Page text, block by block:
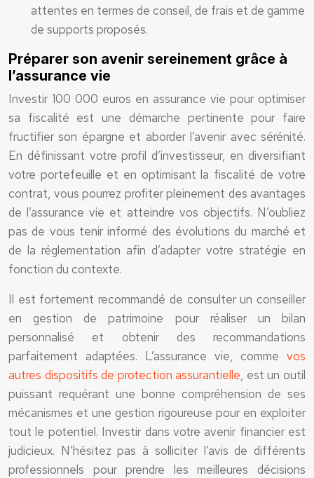
attentes en termes de conseil, de frais et de gamme
de supports proposés.
Préparer son avenir sereinement grâce à
l’assurance vie
Investir 100 000 euros en assurance vie pour optimiser
sa fiscalité est une démarche pertinente pour faire
fructifier son épargne et aborder l’avenir avec sérénité.
En définissant votre profil d’investisseur, en diversifiant
votre portefeuille et en optimisant la fiscalité de votre
contrat, vous pourrez profiter pleinement des avantages
de l’assurance vie et atteindre vos objectifs. N’oubliez
pas de vous tenir informé des évolutions du marché et
de la réglementation afin d’adapter votre stratégie en
fonction du contexte.
Il est fortement recommandé de consulter un conseiller
en gestion de patrimoine pour réaliser un bilan
personnalisé et obtenir des recommandations
parfaitement adaptées. L’assurance vie, comme vos
autres dispositifs de protection assurantielle, est un outil
puissant requérant une bonne compréhension de ses
mécanismes et une gestion rigoureuse pour en exploiter
tout le potentiel. Investir dans votre avenir financier est
judicieux. N’hésitez pas à solliciter l’avis de différents
professionnels pour prendre les meilleures décisions